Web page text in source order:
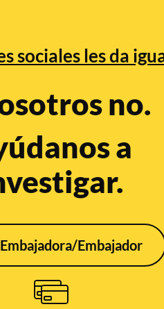
sociales les da
no.
a
Embajador
psicológico de
ansiedad y
según la edad
8:04:00 PM